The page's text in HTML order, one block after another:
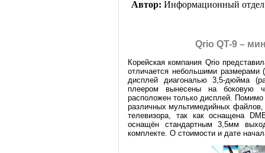
Автор: Информационный отдел
Qrio QT-9 –
Корейская компания Qrio
отличается небольшими
дисплей диагональю 3,5-дюйма
плеером вынесены на боковую
расположен только дисплей.
различных мультимедийных файлов,
телевизора, так как оснащена
оснащён стандартным 3,5мм
комплекте. О стоимости и дате